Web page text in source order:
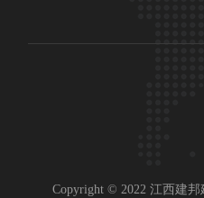
Copyright © 2022 江西建